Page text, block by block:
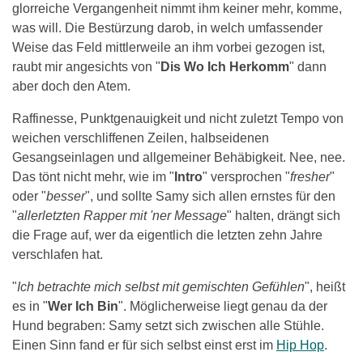
glorreiche Vergangenheit nimmt ihm keiner mehr, komme,
was will. Die Bestürzung darob, in welch umfassender
Weise das Feld mittlerweile an ihm vorbei gezogen ist,
raubt mir angesichts von " Dis Wo Ich Herkomm" dann
aber doch den Atem.
Raffinesse, Punktgenauigkeit und nicht zuletzt Tempo von
weichen verschliffenen Zeilen, halbseidenen
Gesangseinlagen und allgemeiner Behäbigkeit. Nee, nee.
Das tönt nicht mehr, wie im " Intro" versprochen "fresher"
oder "besser", und sollte Samy sich allen ernstes für den
"allerletzten Rapper mit 'ner Message" halten, drängt sich
die Frage auf, wer da eigentlich die letzten zehn Jahre
verschlafen hat.
"Ich betrachte mich selbst mit gemischten Gefühlen", heißt
es in "Wer Ich Bin". Möglicherweise liegt genau da der
Hund begraben: Samy setzt sich zwischen alle Stühle.
Einen Sinn fand er für sich selbst einst erst im Hip Hop.